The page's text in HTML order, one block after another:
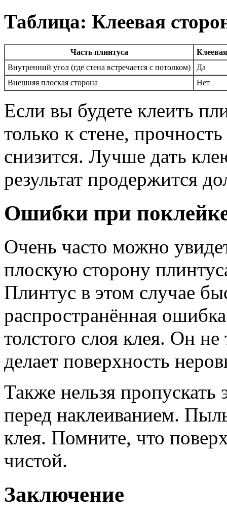
Таблица: Клеевая
Часть плинтуса
Внутренний угол (где стена встречается с потолком)
Да
Внешняя плоская сторона
Нет
Если вы будете клеить
только к стене,
снизится. Лучше дать
результат продержится
Ошибки при
Очень часто можно
плоскую сторону
Плинтус в этом случае
распространённая
толстого слоя клея. Он
делает поверхность
Также нельзя пропускать
перед наклеиванием.
клея. Помните, что
чистой.
Заключение